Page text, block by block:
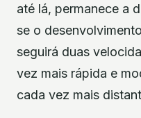
até lá, permanece a
se o
seguirá duas
vez mais rápida e
cada vez mais